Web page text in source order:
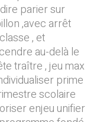
parier sur
,avec arrêt
, et
au-delà le
traître , jeu max
prime
scolaire
enjeu unifier